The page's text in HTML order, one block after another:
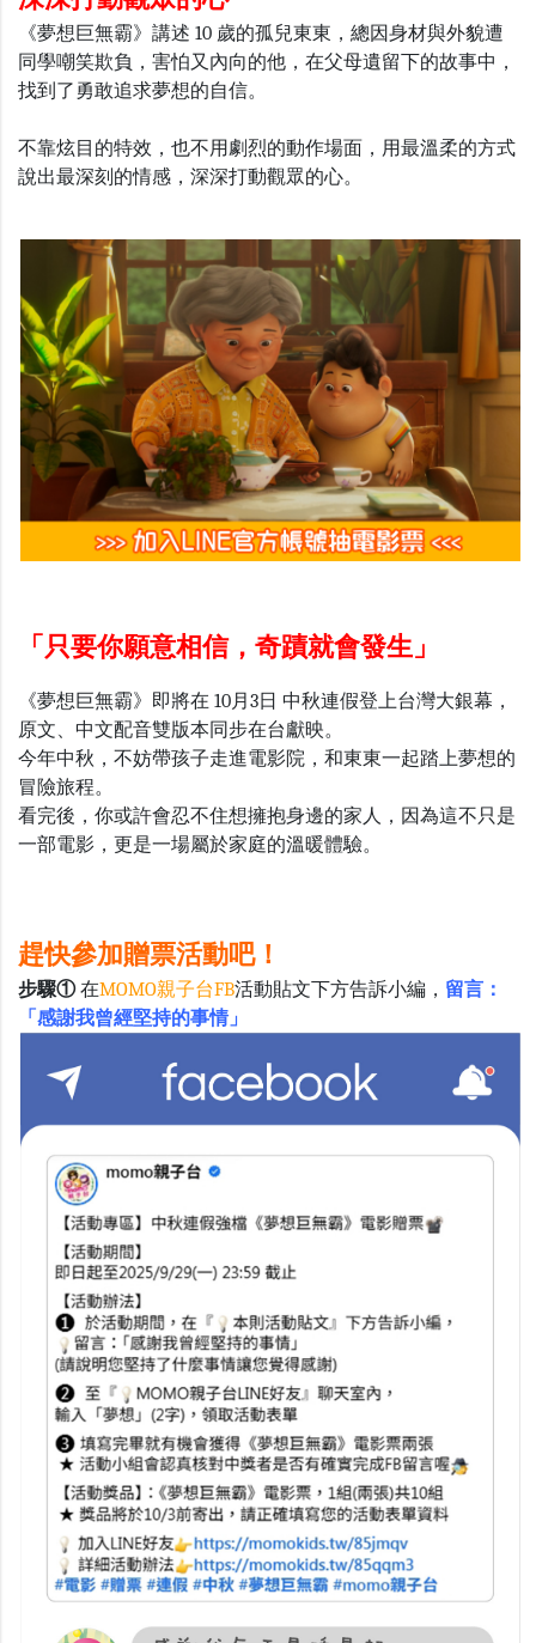
《夢想巨無霸》講述 10 歲的孤兒東東，總因身材與外貌遭
同學嘲笑欺負，害怕又內向的他，在父母遺留下的故事中，
找到了勇敢追求夢想的自信。
不靠炫目的特效，也不用劇烈的動作場面，用最溫柔的方式
說出最深刻的情感，深深打動觀眾的心。
「只要你願意相信，奇蹟就會發生」
《夢想巨無霸》即將在 10月 3日 中秋連假登上台灣大銀幕，
原文、中文配音雙版本同步在台獻映。
今年中秋，不妨帶孩子走進電影院，和東東一起踏上夢想的
冒險旅程。
看完後，你或許會忍不住想擁抱身邊的家人，因為這不只是
一部電影，更是一場屬於家庭的溫暖體驗。
趕快參加贈票活動吧！
步驟① 在MOMO親子台FB活動貼文下方告訴小編， 留言：
「感謝我曾經堅持的事情」